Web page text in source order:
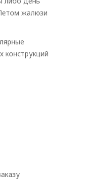
жалюзи
конструкций